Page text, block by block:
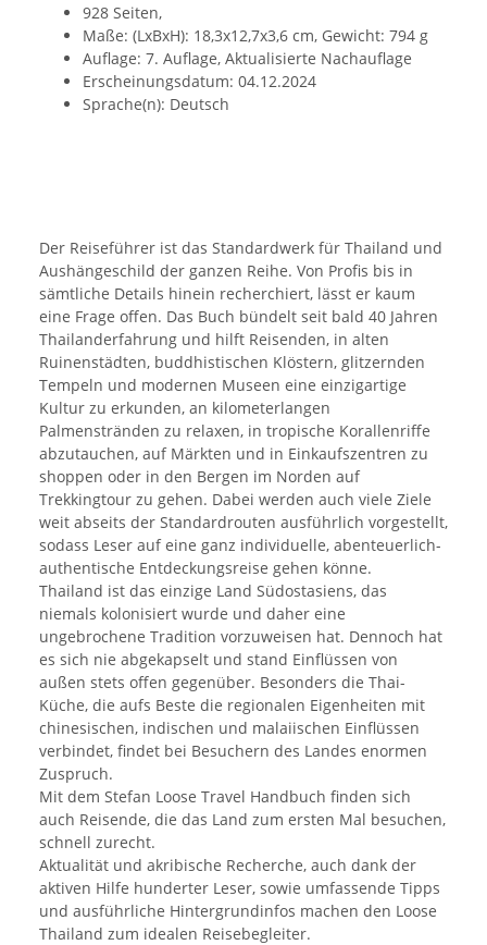
928 Seiten,
Maße: (LxBxH): 18,3x12,7x3,6 cm, Gewicht: 794 g
Auflage: 7. Auflage, Aktualisierte Nachauflage
Erscheinungsdatum: 04.12.2024
Sprache(n): Deutsch
Der Reiseführer ist das Standardwerk für Thailand und
Aushängeschild der ganzen Reihe. Von Profis bis in
sämtliche Details hinein recherchiert, lässt er kaum
eine Frage offen. Das Buch bündelt seit bald 40 Jahren
Thailanderfahrung und hilft Reisenden, in alten
Ruinenstädten, buddhistischen Klöstern, glitzernden
Tempeln und modernen Museen eine einzigartige
Kultur zu erkunden, an kilometerlangen
Palmenstränden zu relaxen, in tropische Korallenriffe
abzutauchen, auf Märkten und in Einkaufszentren zu
shoppen oder in den Bergen im Norden auf
Trekkingtour zu gehen. Dabei werden auch viele Ziele
weit abseits der Standardrouten ausführlich vorgestellt,
sodass Leser auf eine ganz individuelle, abenteuerlich-
authentische Entdeckungsreise gehen könne.
Thailand ist das einzige Land Südostasiens, das
niemals kolonisiert wurde und daher eine
ungebrochene Tradition vorzuweisen hat. Dennoch hat
es sich nie abgekapselt und stand Einflüssen von
außen stets offen gegenüber. Besonders die Thai-
Küche, die aufs Beste die regionalen Eigenheiten mit
chinesischen, indischen und malaiischen Einflüssen
verbindet, findet bei Besuchern des Landes enormen
Zuspruch.
Mit dem Stefan Loose Travel Handbuch finden sich
auch Reisende, die das Land zum ersten Mal besuchen,
schnell zurecht.
Aktualität und akribische Recherche, auch dank der
aktiven Hilfe hunderter Leser, sowie umfassende Tipps
und ausführliche Hintergrundinfos machen den Loose
Thailand zum idealen Reisebegleiter.